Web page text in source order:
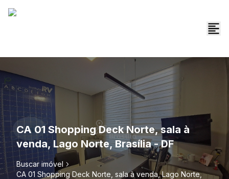
CA 01 Shopping Deck Norte, sala à
venda, Lago Norte, Brasília - DF
Buscar imóvel
CA 01 Shopping Deck Norte, sala à venda, Lago Norte,